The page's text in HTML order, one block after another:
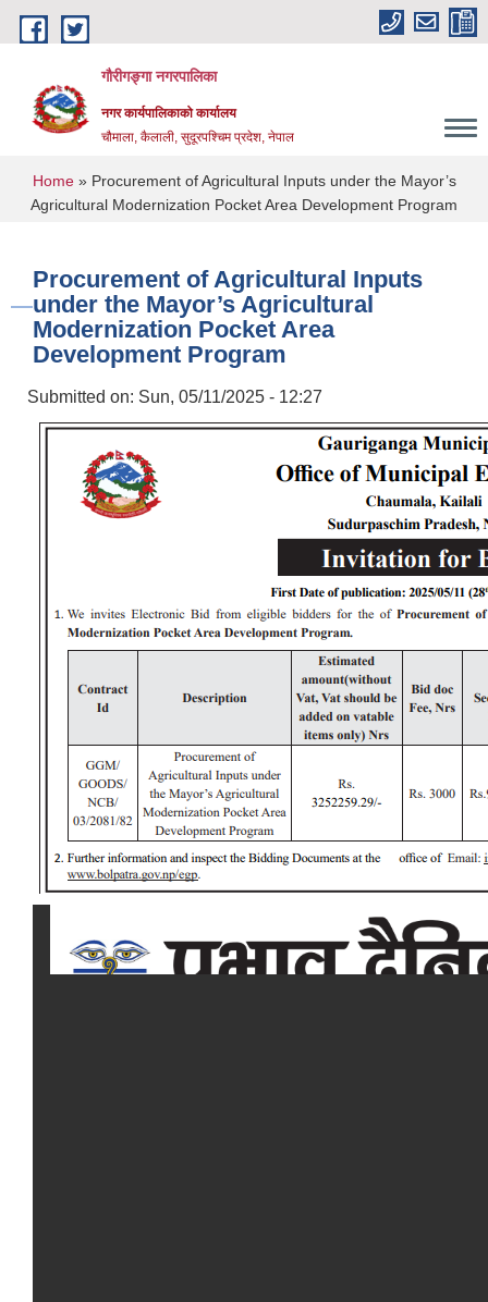
Skip to main content
गौरीगङ्गा नगरपालिका
नगर कार्यपालिकाको कार्यालय
चौमाला, कैलाली, सुदूरपश्चिम प्रदेश, नेपाल
You are here
Home» Procurement of Agricultural Inputs under the Mayor’s
Agricultural Modernization Pocket Area Development Program
Procurement of Agricultural Inputs
under the Mayor’s Agricultural
Modernization Pocket Area
Development Program
Submitted on: Sun, 05/11/2025 - 12:27